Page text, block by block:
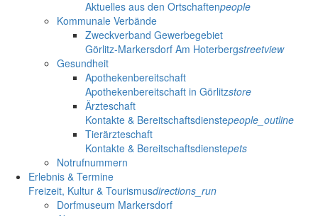
Aktuelles aus den Ortschaftenpeople
Kommunale Verbände
Zweckverband Gewerbegebiet
Görlitz-Markersdorf Am Hoterbergstreetview
Gesundheit
Apothekenbereitschaft
Apothekenbereitschaft in Görlitzstore
Ärzteschaft
Kontakte & Bereitschaftsdienstepeople_outline
Tierärzteschaft
Kontakte & Bereitschaftsdienstepets
Notrufnummern
Erlebnis & Termine
Freizeit, Kultur & Tourismusdirections_run
Dorfmuseum Markersdorf